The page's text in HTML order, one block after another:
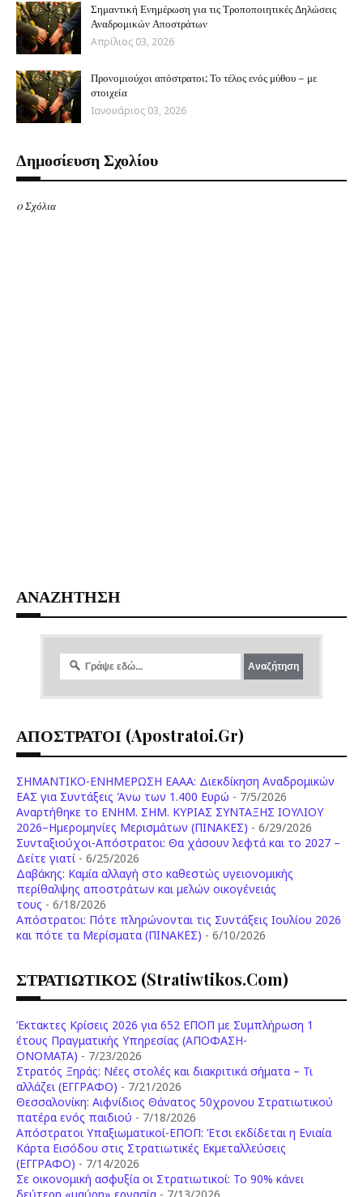
Σημαντική Ενημέρωση για τις Τροποποιητικές Δηλώσεις
Αναδρομικών Αποστράτων
Απρίλιος 03, 2026
Προνομιούχοι απόστρατοι; Το τέλος ενός μύθου – με
στοιχεία
Ιανουάριος 03, 2026
Δημοσίευση Σχολίου
0 Σχόλια
ΑΝΑΖΗΤΗΣΗ
ΑΠΟΣΤΡΑΤΟΙ (apostratoi.gr)
ΣΗΜΑΝΤΙΚΟ-ΕΝΗΜΕΡΩΣΗ ΕΑΑΑ: Διεκδίκηση Αναδρομικών
ΕΑΣ για Συντάξεις Άνω των 1.400 Ευρώ - 7/5/2026
Aναρτήθηκε το ENHM. ΣΗΜ. ΚΥΡΙΑΣ ΣΥΝΤΑΞΗΣ ΙΟΥΛΙΟΥ
2026–Ημερομηνίες Μερισμάτων (ΠΙΝΑΚΕΣ) - 6/29/2026
Συνταξιούχοι-Απόστρατοι: Θα χάσουν λεφτά και το 2027 –
Δείτε γιατί - 6/25/2026
Δαβάκης: Καμία αλλαγή στο καθεστώς υγειονομικής
περίθαλψης αποστράτων και μελών οικογένειάς
τους - 6/18/2026
Aπόστρατοι: Πότε πληρώνονται τις Συντάξεις Ιουλίου 2026
και πότε τα Μερίσματα (ΠΙΝΑΚΕΣ) - 6/10/2026
ΣΤΡΑΤΙΩΤΙΚΟΣ (stratiwtikos.com)
Έκτακτες Κρίσεις 2026 για 652 ΕΠΟΠ με Συμπλήρωση 1
έτους Πραγματικής Υπηρεσίας (ΑΠΟΦΑΣΗ-
ONOMATA) - 7/23/2026
Στρατός Ξηράς: Νέες στολές και διακριτικά σήματα – Τι
αλλάζει (ΕΓΓΡΑΦΟ) - 7/21/2026
Θεσσαλονίκη: Αιφνίδιος Θάνατος 50χρονου Στρατιωτικού
πατέρα ενός παιδιού - 7/18/2026
Απόστρατοι Υπαξιωματικοί-ΕΠΟΠ: Έτσι εκδίδεται η Ενιαία
Κάρτα Εισόδου στις Στρατιωτικές Εκμεταλλεύσεις
(ΕΓΓΡΑΦΟ) - 7/14/2026
Σε οικονομική ασφυξία οι Στρατιωτικοί: Το 90% κάνει